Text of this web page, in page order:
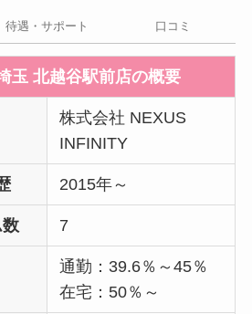
待遇・サポート 口コミ
玉 北越谷駅前店の概要
株式会社 NEXUS
INFINITY
2015年～
7
通勤：39.6％～45％
在宅：50％～